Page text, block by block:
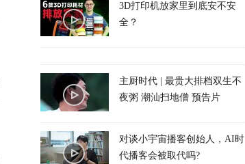
3D打印机放家里到底安不安
全？
主厨时代 | 最贵大排档双生不
夜粥 潮汕扫地僧 预告片
对谈小宇宙播客创始人，AI时
代播客会被取代吗?